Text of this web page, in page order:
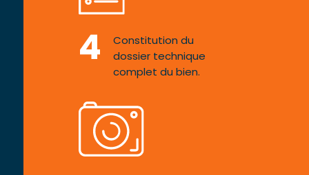
4
Constitution du
dossier technique
complet du bien.